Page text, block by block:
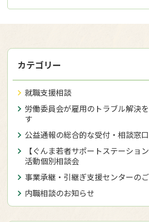
カテゴリー
就職支援相談
労働委員会が雇用のトラブル解決
す
公益通報の総合的な受付・相談窓口
【ぐんま若者サポートステーショ
活動個別相談会
事業承継・引継ぎ支援センターの
内職相談のお知らせ